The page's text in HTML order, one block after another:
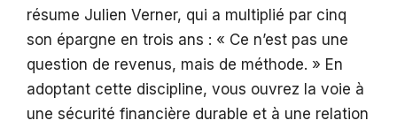
résume Julien Verner, qui a multiplié par cinq
son épargne en trois ans : « Ce n’est pas une
question de revenus, mais de méthode. » En
adoptant cette discipline, vous ouvrez la voie à
une sécurité financière durable et à une relation